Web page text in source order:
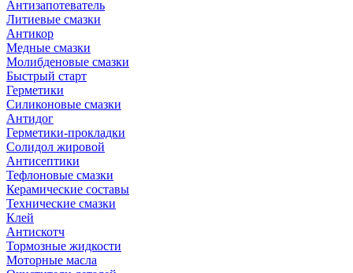
Антизапотеватель
Литиевые смазки
Антикор
Медные смазки
Молибденовые смазки
Быстрый старт
Герметики
Силиконовые смазки
Антидог
Герметики-прокладки
Солидол жировой
Антисептики
Тефлоновые смазки
Керамические составы
Технические смазки
Клей
Антискотч
Тормозные жидкости
Моторные масла